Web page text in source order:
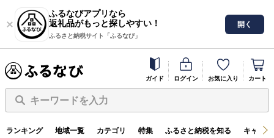
ふるなびアプリなら
返礼品がもっと探しやすい！
ふるさと納税サイト「ふるなび」
開く
ガイド ログイン お気に入り カート
キーワードを入力
ランキング 地域一覧 カテゴリ 特集 ふるさと納税を知る キャン